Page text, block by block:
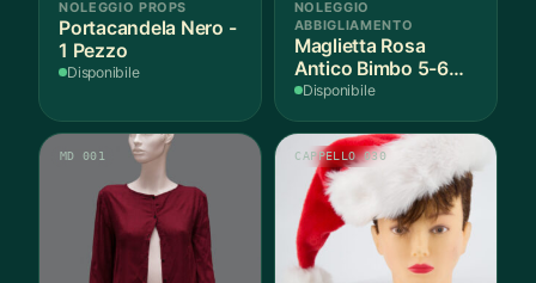
NOLEGGIO PROPS
Portacandela Nero -
1 Pezzo
Disponibile
NOLEGGIO
ABBIGLIAMENTO
Maglietta Rosa
Antico Bimbo 5-6
Anni Cotone - 1
Disponibile
MD 001 CAPPELLO 030